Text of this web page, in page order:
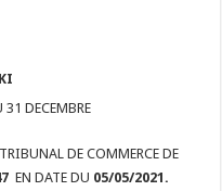
DECEMBRE
DE COMMERCE DE
EN DATE DU 05/05/2021.